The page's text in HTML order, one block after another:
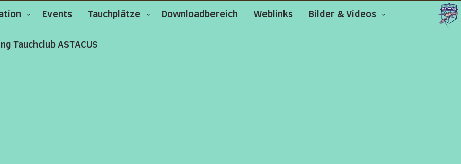
Events Tauchplätze Downloadbereich Weblinks Bilder & Videos
Tauchclub ASTACUS